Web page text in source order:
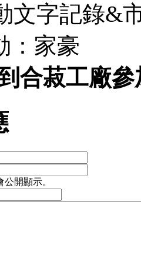
文字記錄&
：家豪
合菽工廠
開顯示。